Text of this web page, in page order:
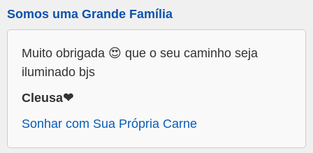
Somos uma Grande Família
Muito obrigada 😍 que o seu caminho seja
iluminado bjs
Cleusa❤
Sonhar com Sua Própria Carne